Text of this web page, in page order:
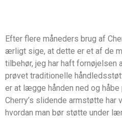
Efter flere måneders brug af
ærligt sige, at dette er et af de
tilbehør, jeg har haft fornøjelsen
prøvet traditionelle
er at lægge hånden ned og
Cherry’s slidende armstøtte
hvordan man bør støtte under